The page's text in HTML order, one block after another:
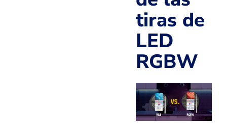
tiras de
LED
RGBW